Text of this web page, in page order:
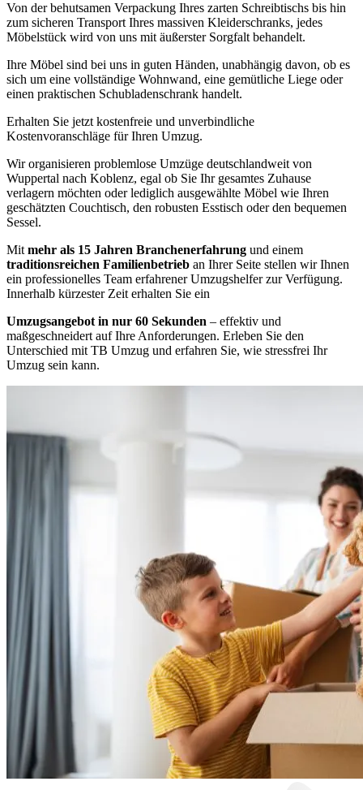
Von der behutsamen Verpackung Ihres zarten Schreibtischs bis hin
zum sicheren Transport Ihres massiven Kleiderschranks, jedes
Möbelstück wird von uns mit äußerster Sorgfalt behandelt.
Ihre Möbel sind bei uns in guten Händen, unabhängig davon, ob es
sich um eine vollständige Wohnwand, eine gemütliche Liege oder
einen praktischen Schubladenschrank handelt.
Erhalten Sie jetzt kostenfreie und unverbindliche
Kostenvoranschläge für Ihren Umzug.
Wir organisieren problemlose Umzüge deutschlandweit von
Wuppertal nach Koblenz, egal ob Sie Ihr gesamtes Zuhause
verlagern möchten oder lediglich ausgewählte Möbel wie Ihren
geschätzten Couchtisch, den robusten Esstisch oder den bequemen
Sessel.
Mit mehr als 15 Jahren Branchenerfahrung und einem
traditionsreichen Familienbetrieb an Ihrer Seite stellen wir Ihnen
ein professionelles Team erfahrener Umzugshelfer zur Verfügung.
Innerhalb kürzester Zeit erhalten Sie ein
Umzugsangebot in nur 60 Sekunden – effektiv und
maßgeschneidert auf Ihre Anforderungen. Erleben Sie den
Unterschied mit TB Umzug und erfahren Sie, wie stressfrei Ihr
Umzug sein kann.